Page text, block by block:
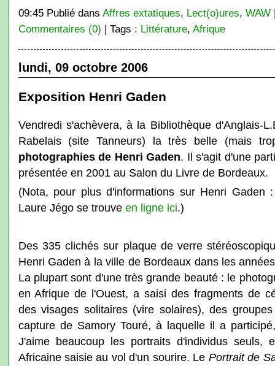
09:45 Publié dans Affres extatiques, Lect(o)ures, WAW
Commentaires (0) | Tags : Littérature, Afrique
lundi, 09 octobre 2006
Exposition Henri Gaden
Vendredi s'achèvera, à la Bibliothèque d'Anglais-
Rabelais (site Tanneurs) la très belle (mais
photographies de Henri Gaden. Il s'agit d'une
présentée en 2001 au Salon du Livre de Bordeaux.
(Nota, pour plus d'informations sur Henri Gaden
Laure Jégo se trouve en ligne ici.)
Des 335 clichés sur plaque de verre
Henri Gaden à la ville de Bordeaux dans les
La plupart sont d'une très grande beauté : le
en Afrique de l'Ouest, a saisi des fragments de
des visages solitaires (vire solaires), des
capture de Samory Touré, à laquelle il a
J'aime beaucoup les portraits d'individus seuls,
Africaine saisie au vol d'un sourire. Le Portrait de